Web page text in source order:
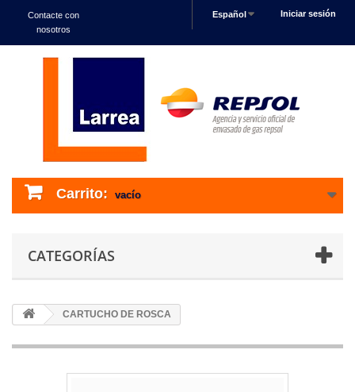
Iniciar sesión
Español
Contacte con
nosotros
Carrito: vacío
CATEGORÍAS
CARTUCHO DE ROSCA